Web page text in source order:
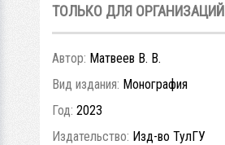
ТОЛЬКО ДЛЯ ОРГАНИЗАЦИЙ
Автор: Матвеев В. В.
Вид издания: Монография
Год: 2023
Издательство: Изд-во ТулГУ